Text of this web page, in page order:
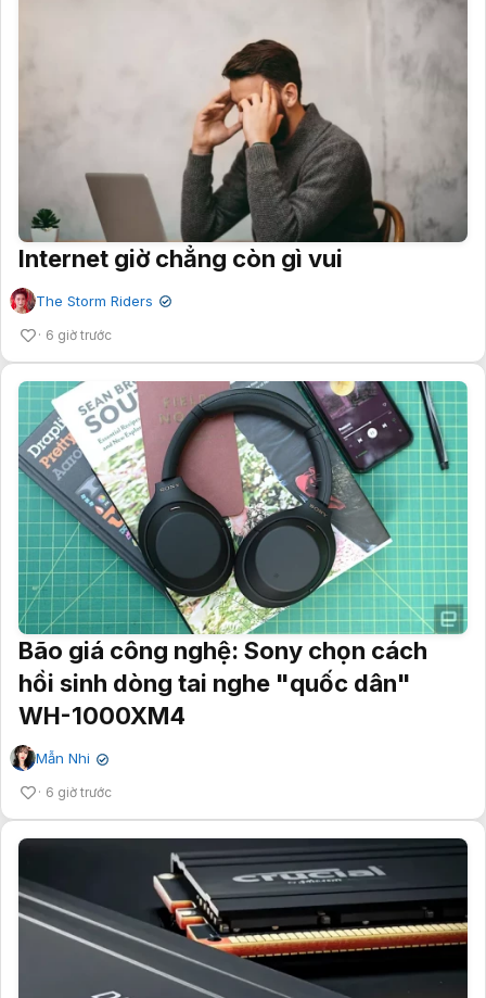
Internet giờ chẳng còn gì vui
The Storm Riders ✔
6 giờ trước
Bão giá công nghệ: Sony chọn cách
hồi sinh dòng tai nghe "quốc dân"
WH-1000XM4
Mẫn Nhi ✔
6 giờ trước